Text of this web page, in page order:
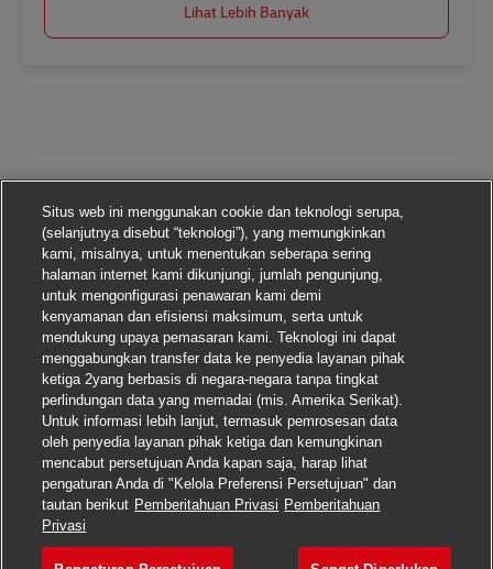
Lamar pekerjaan ini
Lihat Lebih Banyak
Situs web ini menggunakan cookie dan teknologi serupa,
(selanjutnya disebut “teknologi”), yang memungkinkan
kami, misalnya, untuk menentukan seberapa sering
halaman internet kami dikunjungi, jumlah pengunjung,
untuk mengonfigurasi penawaran kami demi
kenyamanan dan efisiensi maksimum, serta untuk
mendukung upaya pemasaran kami. Teknologi ini dapat
menggabungkan transfer data ke penyedia layanan pihak
ketiga 2yang berbasis di negara-negara tanpa tingkat
perlindungan data yang memadai (mis. Amerika Serikat).
Untuk informasi lebih lanjut, termasuk pemrosesan data
oleh penyedia layanan pihak ketiga dan kemungkinan
mencabut persetujuan Anda kapan saja, harap lihat
pengaturan Anda di "Kelola Preferensi Persetujuan" dan
tautan berikut Pemberitahuan Privasi Pemberitahuan
Privasi